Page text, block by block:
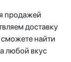
продажей
доставку
найти
любой вкус